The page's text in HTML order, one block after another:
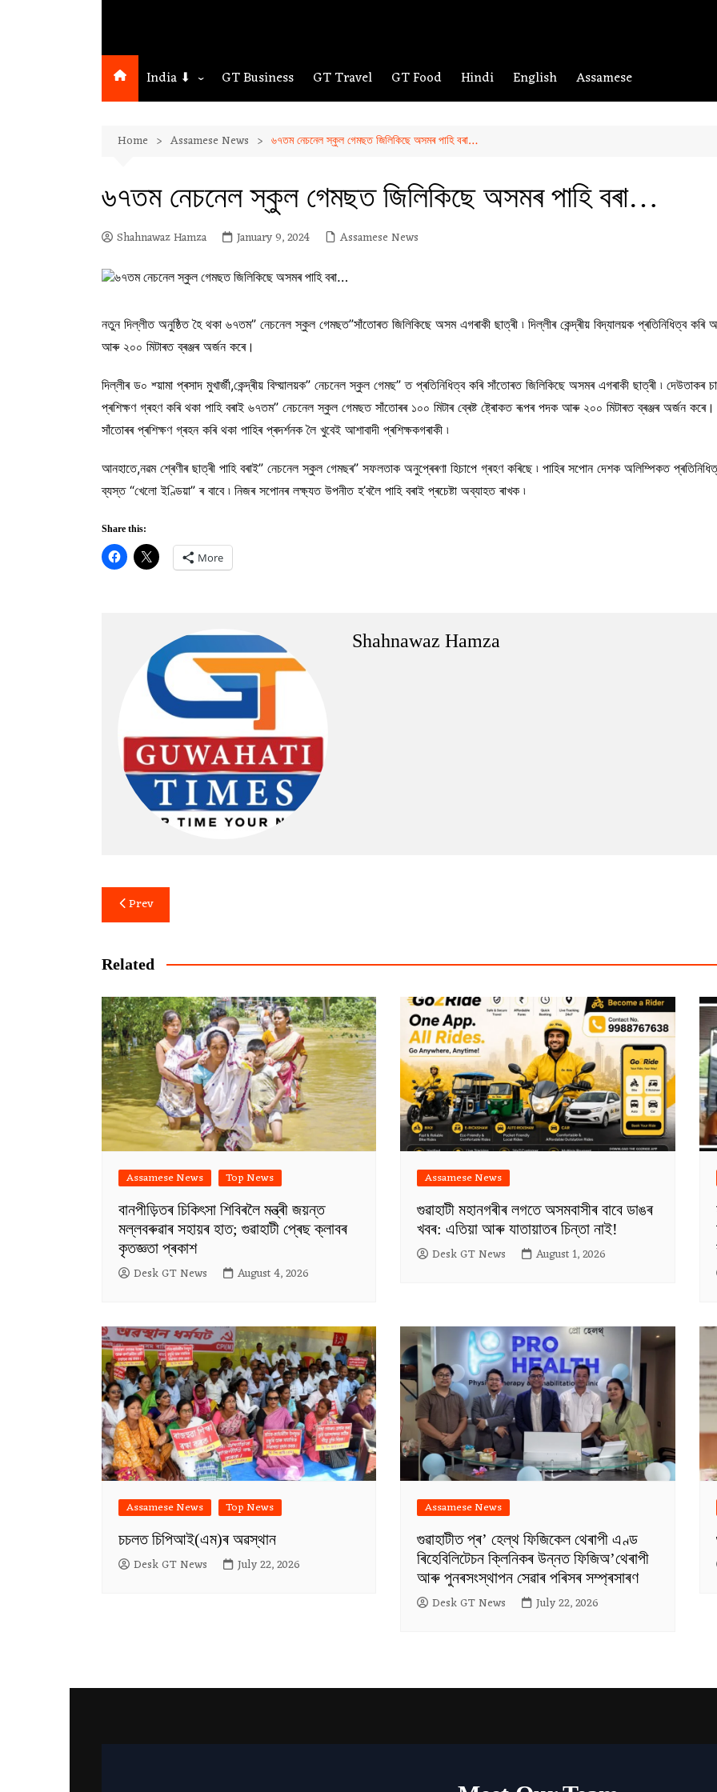
India ⬇
Guwahati
GT Business GT Travel GT Food Hindi English Assamese
Home Assamese News ৬৭তম নেচনেল স্কুল গেমছত জিলিকিছে অসমৰ পাহি বৰা…
৬৭তম নেচনেল স্কুল গেমছত জিলিকিছে অসমৰ পাহি বৰা…
Shahnawaz Hamza January 9, 2024 Assamese News
নতুন দিল্লীত অনুষ্ঠিত হৈ থকা ৬৭তম” নেচনেল স্কুল গেমছত”সাঁতোৰত জিলিকিছে অসম এগৰাকী ছাত্ৰী ৷ দিল্লীৰ কেন্দ্ৰীয় বিদ্যালয়ক প্ৰতিনিধিত্ব কৰি
আৰু ২০০ মিটাৰত ব্ৰঞ্জৰ অৰ্জন কৰে।
দিল্লীৰ ড০ শ্য়ামা প্ৰসাদ মুখাৰ্জী,কেন্দ্ৰীয় বিদ্য়ালয়ক” নেচনেল স্কুল গেমছ” ত প্ৰতিনিধিত্ব কৰি সাঁতোৰত জিলিকিছে অসমৰ এগৰাকী ছাত্ৰী ৷ দেউতাকৰ
প্ৰশিক্ষণ গ্ৰহণ কৰি থকা পাহি বৰাই ৬৭তম” নেচনেল স্কুল গেমছত সাঁতোৰৰ ১০০ মিটাৰ ব্ৰেষ্ট ষ্ট্ৰোকত ৰূপৰ পদক আৰু ২০০ মিটাৰত ব্ৰঞ্জৰ অৰ্জন কৰে।
সাঁতোৰৰ প্ৰশিক্ষণ গ্ৰহন কৰি থকা পাহিৰ প্ৰদৰ্শনক লৈ খুবেই আশাবাদী প্ৰশিক্ষকগৰাকী ৷
আনহাতে,নৱম শ্ৰেণীৰ ছাত্ৰী পাহি বৰাই” নেচনেল স্কুল গেমছৰ” সফলতাক অনুপ্ৰেৰণা হিচাপে গ্ৰহণ কৰিছে ৷ পাহিৰ সপোন দেশক অলিম্পিকত
ব্যস্ত “খেলো ইণ্ডিয়া” ৰ বাবে ৷ নিজৰ সপোনৰ লক্ষ্যত উপনীত হ’বলৈ পাহি বৰাই প্ৰচেষ্টা অব্যাহত ৰাখক ৷
Share this:
More
Shahnawaz Hamza
Post
navigation
Prev
Related
Assamese News Top News
বানপীড়িতৰ চিকিৎসা শিবিৰলৈ মন্ত্ৰী জয়ন্ত
মল্লবৰুৱাৰ সহায়ৰ হাত; গুৱাহাটী প্ৰেছ ক্লাবৰ
কৃতজ্ঞতা প্ৰকাশ
Desk GT News August 4, 2026
Assamese News
গুৱাহাটী মহানগৰীৰ লগতে অসমবাসীৰ বাবে ডাঙৰ
খবৰ: এতিয়া আৰু যাতায়াতৰ চিন্তা নাই!
Desk GT News August 1, 2026
Assamese News Top News
চচলত চিপিআই(এম)ৰ অৱস্থান
Desk GT News July 22, 2026
Assamese News
গুৱাহাটীত প্ৰ’ হেল্থ ফিজিকেল থেৰাপী এণ্ড
ৰিহেবিলিটেচন ক্লিনিকৰ উন্নত ফিজিঅ’থেৰাপী
আৰু পুনৰসংস্থাপন সেৱাৰ পৰিসৰ সম্প্ৰসাৰণ
Desk GT News July 22, 2026